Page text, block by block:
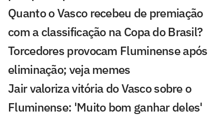
Quanto o Vasco recebeu de premiação
com a classificação na Copa do Brasil?
Torcedores provocam Fluminense após
eliminação; veja memes
Jair valoriza vitória do Vasco sobre o
Fluminense: 'Muito bom ganhar deles'